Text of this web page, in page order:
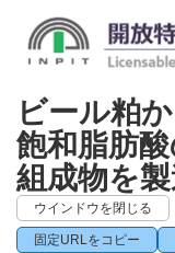
ビール粕
飽和脂肪
組成物を
ウインドウを閉じる
固定URLをコピー